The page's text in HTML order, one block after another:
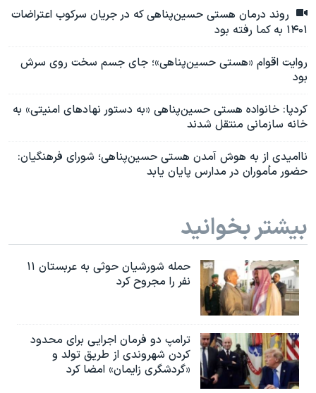
روند درمان هستی حسین‌پناهی که در جریان سرکوب اعتراضات
۱۴۰۱ به کما رفته بود
روایت اقوام «هستی حسین‌پناهی»؛ جای جسم سخت روی سرش
بود
کردپا: خانواده هستی حسین‌پناهی «به دستور نهادهای امنیتی» به
خانه سازمانی منتقل شدند
ناامیدی از به هوش آمدن هستی حسین‌پناهی؛ شورای فرهنگیان:
حضور مأموران در مدارس پایان یابد
بیشتر بخوانید
حمله شورشیان حوثی به عربستان ۱۱
نفر را مجروح کرد
ترامپ دو فرمان اجرایی برای محدود
کردن شهروندی از طریق تولد و
«گردشگری زایمان» امضا کرد